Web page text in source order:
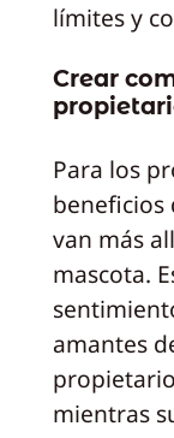
límites y
Crear
Para los
beneficios
van más
mascota.
amantes
mientras